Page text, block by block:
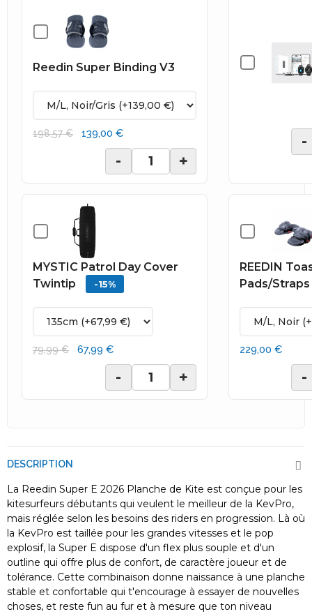
Reedin Super Binding V3
198,57 € 139,00 €
- +
-
MYSTIC Patrol Day Cover
Twintip
-15%
79,99 € 67,99 €
- +
REEDIN
Pads/
229,00 €
-
DESCRIPTION
La Reedin Super E 2026 Planche de Kite est conçue pour les
kitesurfeurs débutants qui veulent le meilleur de la KevPro,
mais réglée selon les besoins des riders en progression. Là où
la KevPro est taillée pour les grandes vitesses et le pop
explosif, la Super E dispose d'un flex plus souple et d'un
outline qui offre plus de confort, de caractère joueur et de
tolérance. Cette combinaison donne naissance à une planche
stable et confortable qui t'encourage à essayer de nouvelles
choses, et reste fun au fur et à mesure que ton niveau